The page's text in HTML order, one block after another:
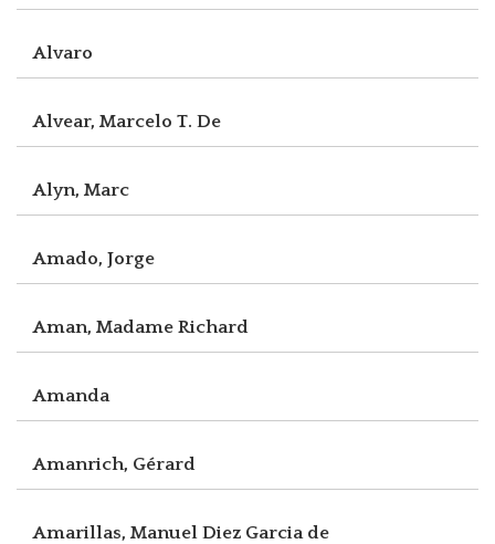
Alvaro
Alvear, Marcelo T. De
Alyn, Marc
Amado, Jorge
Aman, Madame Richard
Amanda
Amanrich, Gérard
Amarillas, Manuel Diez Garcia de